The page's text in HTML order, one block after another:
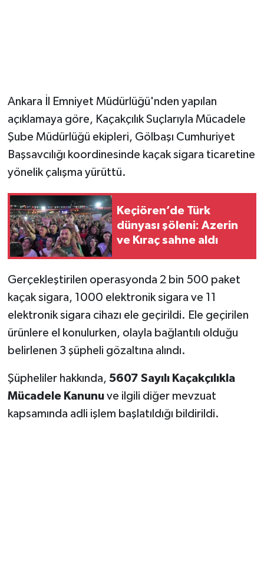
Ankara İl Emniyet Müdürlüğü'nden yapılan
açıklamaya göre, Kaçakçılık Suçlarıyla Mücadele
Şube Müdürlüğü ekipleri, Gölbaşı Cumhuriyet
Başsavcılığı koordinesinde kaçak sigara ticaretine
yönelik çalışma yürüttü.
Keçiören’de Türk
dünyası şöleni: Azerin
ve Kıraç sahne aldı
Gerçekleştirilen operasyonda 2 bin 500 paket
kaçak sigara, 1000 elektronik sigara ve 11
elektronik sigara cihazı ele geçirildi. Ele geçirilen
ürünlere el konulurken, olayla bağlantılı olduğu
belirlenen 3 şüpheli gözaltına alındı.
Şüpheliler hakkında, 5607 Sayılı Kaçakçılıkla
Mücadele Kanunuve ilgili diğer mevzuat
kapsamında adli işlem başlatıldığı bildirildi.
Seri İlan
Siyaset
Sokak Hayvanlarını Sahiplendirme
Spor
Vasıta
Yaşam